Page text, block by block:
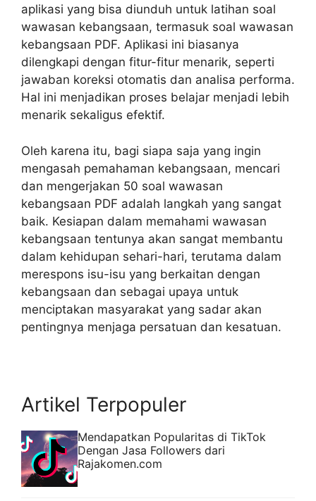
aplikasi yang bisa diunduh untuk latihan soal
wawasan kebangsaan, termasuk soal wawasan
kebangsaan PDF. Aplikasi ini biasanya
dilengkapi dengan fitur-fitur menarik, seperti
jawaban koreksi otomatis dan analisa performa.
Hal ini menjadikan proses belajar menjadi lebih
menarik sekaligus efektif.
Oleh karena itu, bagi siapa saja yang ingin
mengasah pemahaman kebangsaan, mencari
dan mengerjakan 50 soal wawasan
kebangsaan PDF adalah langkah yang sangat
baik. Kesiapan dalam memahami wawasan
kebangsaan tentunya akan sangat membantu
dalam kehidupan sehari-hari, terutama dalam
merespons isu-isu yang berkaitan dengan
kebangsaan dan sebagai upaya untuk
menciptakan masyarakat yang sadar akan
pentingnya menjaga persatuan dan kesatuan.
Artikel Terpopuler
Mendapatkan Popularitas di TikTok
Dengan Jasa Followers dari
Rajakomen.com